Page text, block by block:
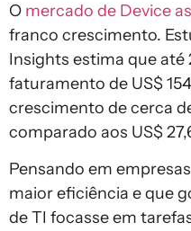
O mercado de Device
franco crescimento.
Insights estima que até
faturamento de US$
crescimento de cerca
comparado aos US$
Pensando em
maior eficiência e que
de TI focasse em